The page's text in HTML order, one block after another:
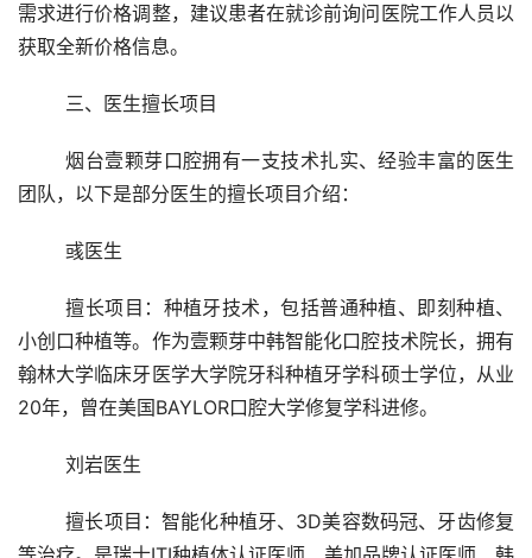
需求进行价格调整，建议患者在就诊前询问医院工作人员以
获取全新价格信息。
	三、医生擅长项目
	烟台壹颗芽口腔拥有一支技术扎实、经验丰富的医生
团队，以下是部分医生的擅长项目介绍：
	彧医生
	擅长项目：种植牙技术，包括普通种植、即刻种植、
小创口种植等。作为壹颗芽中韩智能化口腔技术院长，拥有
翰林大学临床牙医学大学院牙科种植牙学科硕士学位，从业
20年，曾在美国BAYLOR口腔大学修复学科进修。
	刘岩医生
	擅长项目：智能化种植牙、3D美容数码冠、牙齿修复